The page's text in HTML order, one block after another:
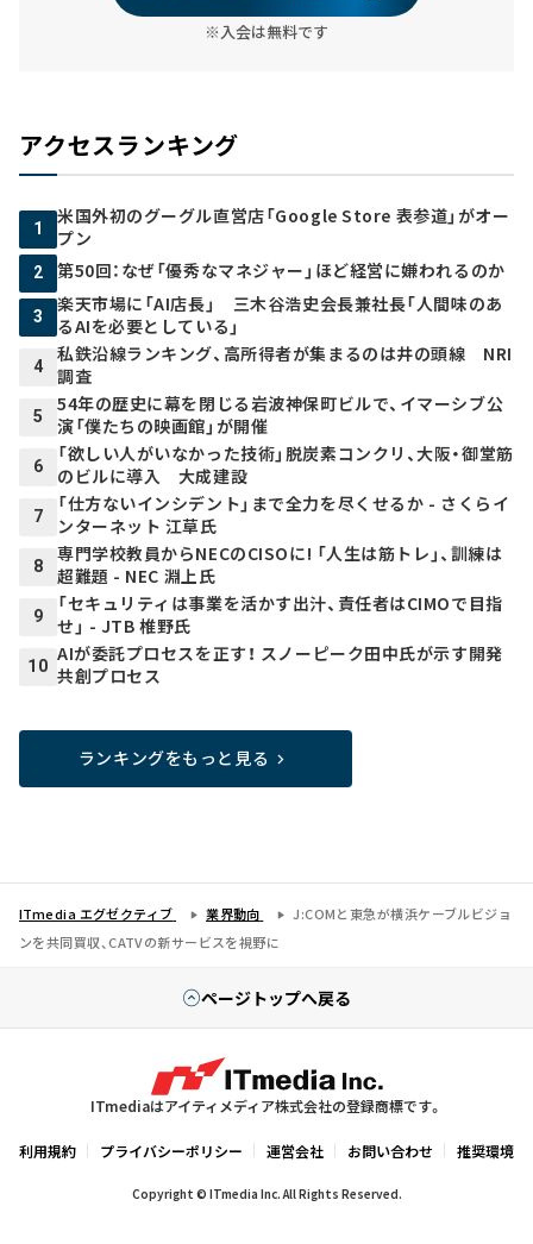
※入会は無料です
アクセスランキング
1
米国外初のグーグル直営店「Google Store 表参道」がオー
プン
2 第50回：なぜ「優秀なマネジャー」ほど経営に嫌われるのか
3
楽天市場に「AI店長」 三木谷浩史会長兼社長「人間味のあ
るAIを必要としている」
4
私鉄沿線ランキング、高所得者が集まるのは井の頭線 NRI
調査
5
54年の歴史に幕を閉じる岩波神保町ビルで、イマーシブ公
演「僕たちの映画館」が開催
6
「欲しい人がいなかった技術」脱炭素コンクリ、大阪・御堂筋
のビルに導入 大成建設
7
「仕方ないインシデント」まで全力を尽くせるか - さくらイ
ンターネット 江草氏
8
専門学校教員からNECのCISOに! 「人生は筋トレ」、訓練は
超難題 - NEC 淵上氏
9
「セキュリティは事業を活かす出汁、責任者はCIMOで目指
せ」 - JTB 椎野氏
10
AIが委託プロセスを正す！ スノーピーク田中氏が示す開発
共創プロセス
ランキングをもっと見る
ITmedia エグゼクティブ 業界動向
J:COMと東急が横浜ケーブルビジョ
ンを共同買収、CATVの新サービスを視野に
ページトップへ戻る
ITmediaはアイティメディア株式会社の登録商標です。
利用規約 プライバシーポリシー 運営会社 お問い合わせ 推奨環境
Copyright © ITmedia Inc. All Rights Reserved.